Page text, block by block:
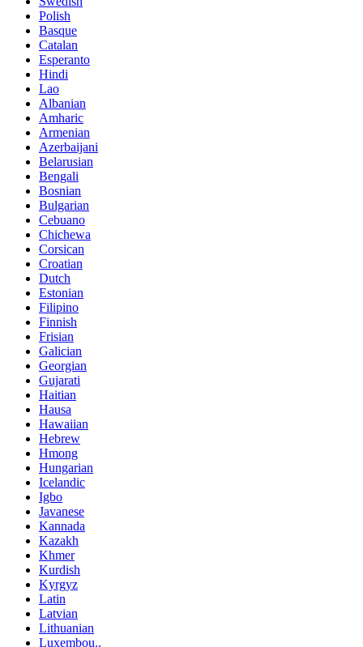
Polish
Basque
Catalan
Esperanto
Hindi
Lao
Albanian
Amharic
Armenian
Azerbaijani
Belarusian
Bengali
Bosnian
Bulgarian
Cebuano
Chichewa
Corsican
Croatian
Dutch
Estonian
Filipino
Finnish
Frisian
Galician
Georgian
Gujarati
Haitian
Hausa
Hawaiian
Hebrew
Hmong
Hungarian
Icelandic
Igbo
Javanese
Kannada
Kazakh
Khmer
Kurdish
Kyrgyz
Latin
Latvian
Lithuanian
Luxembou..